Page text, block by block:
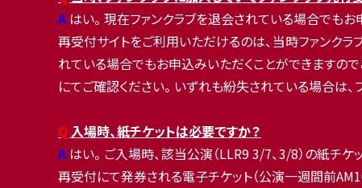
Aはい。現在ファンクラブを退会されている場合でもお
再受付サイトをご利用いただけるのは、当時ファンク
れている場合でもお申込みいただくことができますの
にてご確認ください。いずれも紛失されている場合は、
Q入場時、紙チケットは必要ですか？
Aはい。ご入場時、該当公演（LLR9 3/7、3/8）の紙チケ
再受付にて発券される電子チケット（公演一週間前